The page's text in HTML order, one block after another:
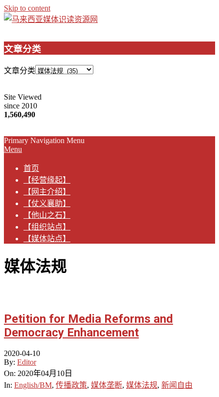
Skip to content
文章分类
文章分类
Site Viewed
since 2010
1,560,490
Primary Navigation Menu
Menu
首页
【经营缘起】
【网主介绍】
【仗义襄助】
【他山之石】
【组织站点】
【媒体站点】
媒体法规
Petition for Media Reforms and
Democracy Enhancement
2020-04-10
By: Editor
On: 2020年04月10日
In: English/BM, 传播政策, 媒体垄断, 媒体法规, 新闻自由